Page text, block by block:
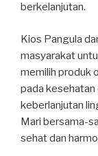
berkelanjutan.
Kios Pangula
masyarakat
memilih produk
pada kesehatan
keberlanjutan
Mari bersama-
sehat dan